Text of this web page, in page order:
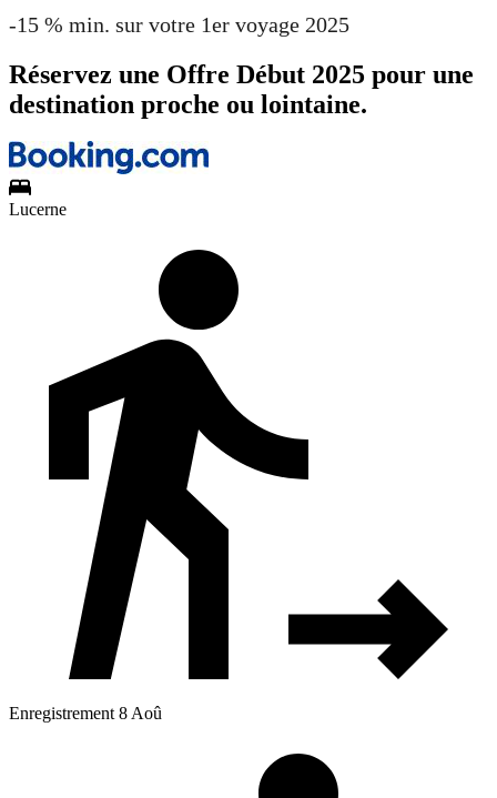
-15 % min. sur votre 1er voyage 2025
Réservez une Offre Début 2025 pour une
destination proche ou lointaine.
Lucerne
Enregistrement 8 Aoû